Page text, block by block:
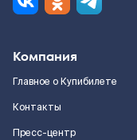
Компания
Главное о Купибилете
Контакты
Пресс-центр